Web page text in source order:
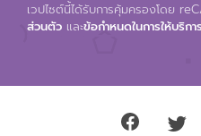
เวปไซต์นี้ได้รับการคุ้มครองโดย
ส่วนตัว และข้อกำหนดในการให้บริก